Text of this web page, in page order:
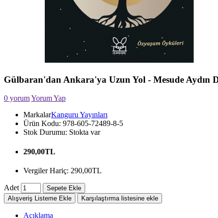
Gülbaran'dan Ankara'ya Uzun Yol - Mesude Aydın
0 yorumYorum Yap
MarkalarKanguru Yayınları
Ürün Kodu: 978-605-72489-8-5
Stok Durumu: Stokta var
290,00TL
Vergiler Hariç: 290,00TL
Adet
Sepete Ekle
Alışveriş Listeme Ekle
Karşılaştırma listesine ekle
Açıklama